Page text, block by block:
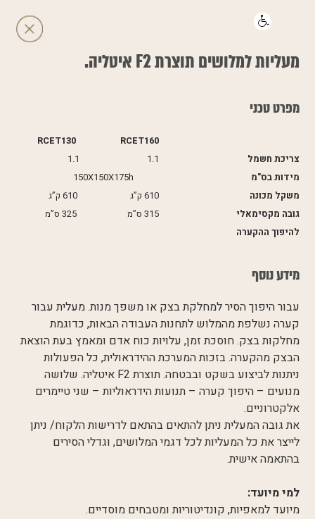
​מעליות למלושים תוצרת F2 איטליה.
מפרט טכני
צריכת חשמל
מידות בס"מ
משקל מכונה
גובה מקסימאלי
להיפוך ההקערה
RCET130 RCET160
1.1 1.1
610 ק”ג 610 ק”ג
315 ס”מ 325 ס”מ
מידע נוסף
עבור היפוך הסיר למחלקת בצק או משפך מנות. מעלית עבור
קערה נשלפת מהמלוש לתחנות העבודה הבאות, כדוגמת
מחלקות בצק. חוסכת זמן, עלויות כוח אדם ומאמץ בעת הוצאת
הבצק מהקערה. בזכות המערכת ההידראולית, כל הפעולות
ניתנות לביצוע בשקט ובבטחה. תוצרת F2 איטליה. שלושה
מנועים – היפוך קערה – תנועות הידראוליות – שני טיימרים
אלקטרוניים.
את גובה המעלית ניתן להתאים בהתאם לדרישות הלקוח/ ניתן
לייצר את כל המעליות לכל דגמי המלושים, וגדלי הסירים
בהתאמה אישית.
למי מיועד:
מיועד למאפיות, קונדיטוריות ומטבחים מוסדיים.